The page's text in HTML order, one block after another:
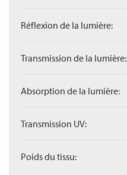
Réflexion de la lumière:
Transmission de la lumière:
Absorption de la lumière:
Transmission UV:
Poids du tissu: